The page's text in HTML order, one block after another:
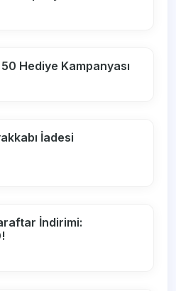
Hediye Kampanyası
İadesi
İndirimi: